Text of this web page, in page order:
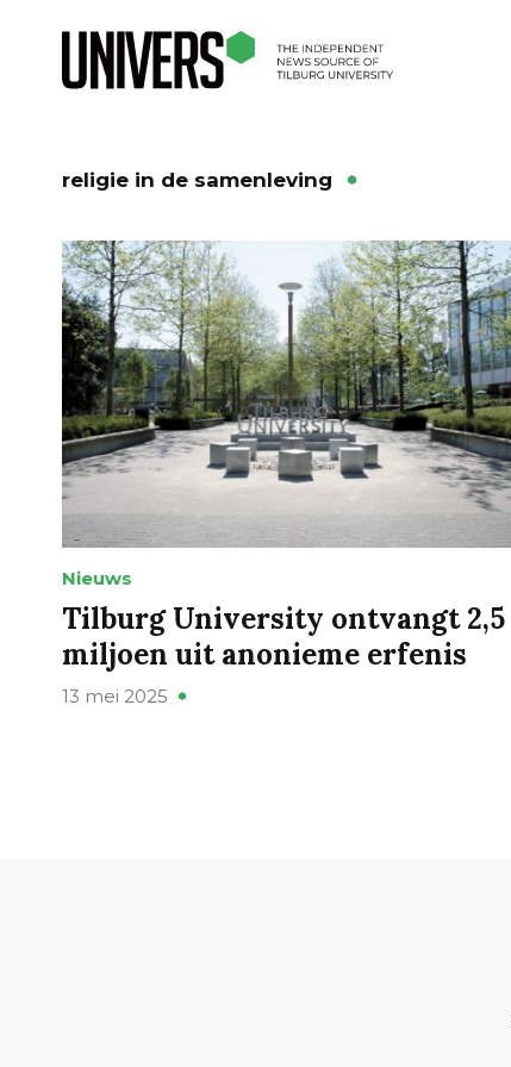
religie in de samenleving
Nieuws
Tilburg University ontvangt 2,5
miljoen uit anonieme erfenis
13 mei 2025